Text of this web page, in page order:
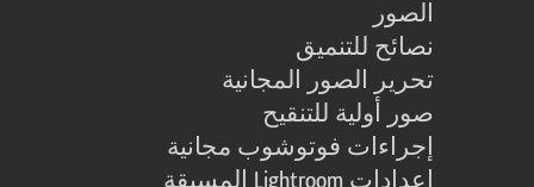
الصور
نصائح للتنميق
تحرير الصور المجانية
صور أولية للتنقيح
إجراءات فوتوشوب مجانية
إعدادات Lightroom المسبقة